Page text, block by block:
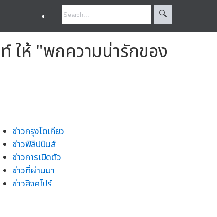
◐ 🔍︎
ให้ "พกความน่ารักของ
ข่าวกรุงโตเกียว
ข่าวฟิลิปปินส์
ข่าวการเปิดตัว
ข่าวที่ผ่านมา
ข่าวสิงคโปร์